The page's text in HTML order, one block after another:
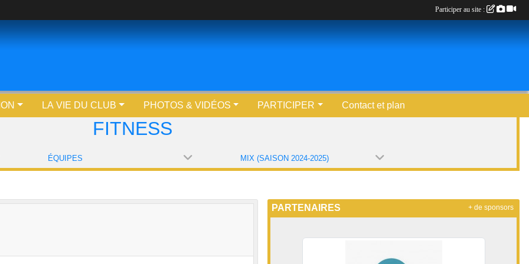
LA VIE DU CLUB PHOTOS & VIDÉOS PARTICIPER Contact et plan
FITNESS
ÉQUIPES MIX (SAISON 2024-2025)
PARTENAIRES + de sponsors
Participer au site :